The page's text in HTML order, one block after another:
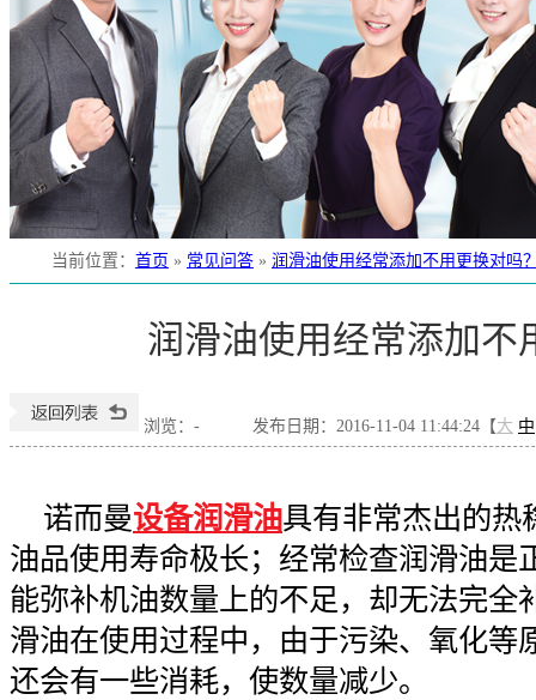
当前位置 ： 首页 » 常见问答 » 润滑油使用经常添加不用更换对吗
润滑油使用经常添加不
浏览： - 发布日期：2016-11-04 11:44:24【大 中
诺而曼设备润滑油具有非常杰出的热
油品使用寿命极长；经常检查润滑油是
能弥补机油数量上的不足，却无法完全
滑油在使用过程中，由于污染、氧化等
还会有一些消耗，使数量减少。